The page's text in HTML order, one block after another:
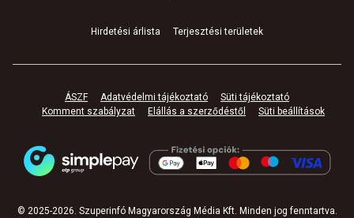
Hirdetési árlista Terjesztési területek
ÁSZF Adatvédelmi tájékoztató
Süti tájékoztató
Komment szabályzat
Elállás a szerződéstől Süti beállítások
© 2025-2026. Szuperinfó Magyarország Média Kft. Minden jog fenntartva.